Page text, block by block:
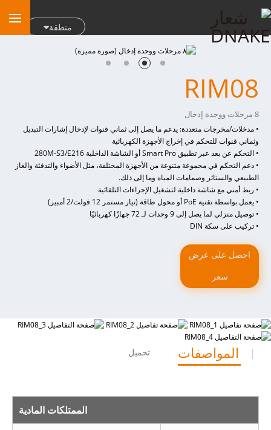
منطقة
RIM08
8 مرحلات ووحدة إدخال
• مدخلات/مخرجات متعددة: يدعم ما يصل إلى ثماني قنوات لإدخال إشارات التبديل
وثماني قنوات للتحكم في إخراج الأجهزة الكهربائية
• التحكم عن بعد عبر تطبيق Smart Pro أو الشاشة الداخلية 280M-S3/E216
• دعم التحكم في مجموعة متنوعة من الأجهزة المختلفة، مثل الأضواء والتدفئة والغاز
الطبيعي والستائر وصمامات المياه وما إلى ذلك.
• ربط أمني مع شاشة داخلية لتشغيل الإجراءات التلقائية
• يعمل بواسطة تقنية PoE أو محول طاقة (تيار مستمر 12 فولت/2 أمبير)
• توصيل منزلي لما يصل إلى 9 وحدات لـ 72 جهازًا كهربائيًا
• تركيب على سكة DIN
احصل على عرض
سعر
المواصفات تحميل
الممتلكات المادية